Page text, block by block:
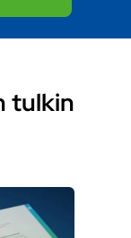
tulkin